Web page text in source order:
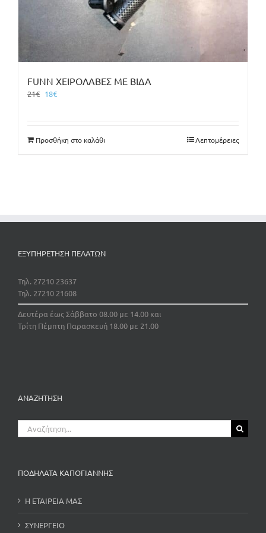
FUNN ΧΕΙΡΟΛΑΒΕΣ ΜΕ ΒΙΔΑ
21€ Original
18€Η
18€.
Προσθήκη στο καλάθι Λεπτομέρειες
ΕΞΥΠΗΡΕΤΗΣΗ ΠΕΛΑΤΩΝ
Τηλ. 27210 23637
Τηλ. 27210 21608
Δευτέρα έως Σάββατο 08.00 με 14.00 και
Τρίτη Πέμπτη Παρασκευή 18.00 με 21.00
ΑΝΑΖΗΤΗΣΗ
Αναζήτηση
για:
ΠΟΔΗΛΑΤΑ ΚΑΠΟΓΙΑΝΝΗΣ
Η ΕΤΑΙΡΕΙΑ ΜΑΣ
ΣΥΝΕΡΓΕΙΟ